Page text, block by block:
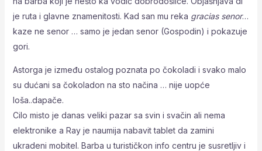
je ruta i glavne znamenitosti. Kad san mu reka gracias senor…
kaze ne senor … samo je jedan senor (Gospodin) i pokazuje
gori.
Astorga je između ostalog poznata po čokoladi i svako malo
su dućani sa čokoladon na sto načina … nije uopće
loša..dapače.
Cilo misto je danas veliki pazar sa svin i svačin ali nema
elektronike a Ray je naumija nabavit tablet da zamini
ukradeni mobitel. Barba u turističkon info centru je susretljiv i